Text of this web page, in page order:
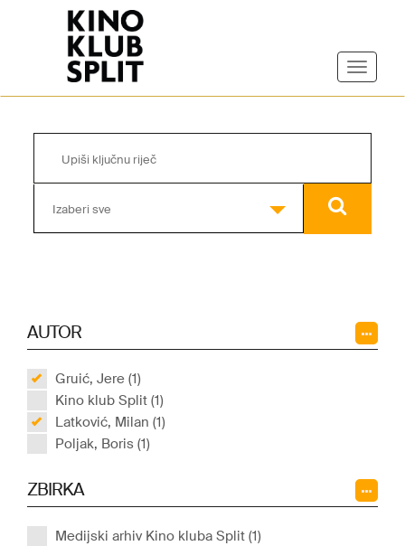
Izaberi sve
AUTOR
Gruić, Jere (1)
Kino klub Split (1)
Latković, Milan (1)
Poljak, Boris (1)
ZBIRKA
Medijski arhiv Kino kluba Split (1)